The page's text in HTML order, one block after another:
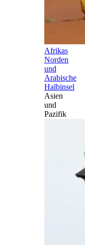
Afrikas
Norden
und
Arabische
Halbinsel
Asien
und
Pazifik